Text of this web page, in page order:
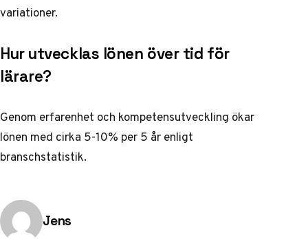
variationer.
Hur utvecklas lönen över tid för
lärare?
Genom erfarenhet och kompetensutveckling ökar
lönen med cirka 5-10% per 5 år enligt
branschstatistik.
Publicerad av
Jens